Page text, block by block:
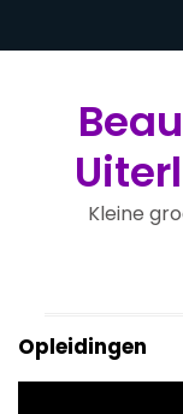
Kleine
Opleidingen